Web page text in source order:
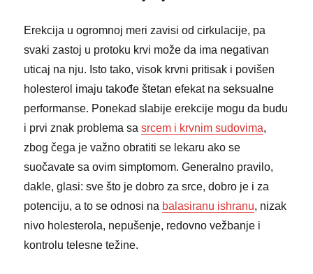
Erekcija u ogromnoj meri zavisi od cirkulacije, pa
svaki zastoj u protoku krvi može da ima negativan
uticaj na nju. Isto tako, visok krvni pritisak i povišen
holesterol imaju takođe štetan efekat na seksualne
performanse. Ponekad slabije erekcije mogu da budu
i prvi znak problema sasrcem i krvnim sudovima,
zbog čega je važno obratiti se lekaru ako se
suočavate sa ovim simptomom. Generalno pravilo,
dakle, glasi: sve što je dobro za srce, dobro je i za
potenciju, a to se odnosi na balasiranu ishranu, nizak
nivo holesterola, nepušenje, redovno vežbanje i
kontrolu telesne težine.